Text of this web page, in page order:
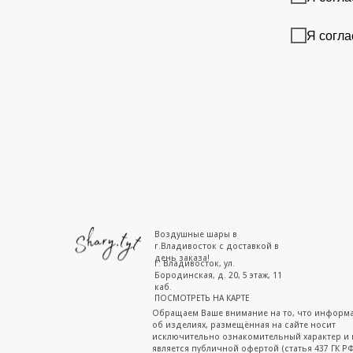
Я
г. Владивосток, ул.
Бородинская, д. 20, 5 этаж, 11
каб.
ПОСМОТРЕТЬ НА КАРТЕ
Воздушные шары в
г.Владивосток с доставкой в
день заказа!
Обращаем Ваше внимание на то, что
об изделиях, размещённая на сайте носит
исключительно ознакомительный характер и
является публичной офертой (статья 437 ГК